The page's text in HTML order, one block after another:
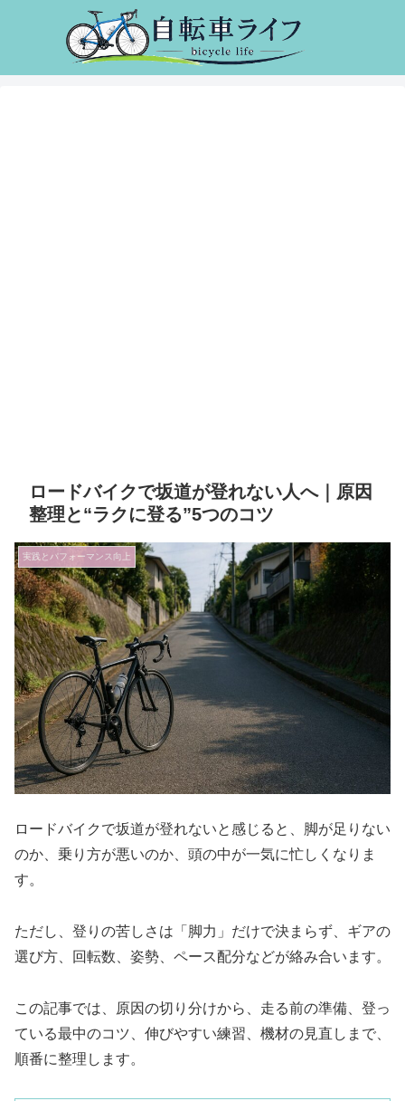
ロードバイクで坂道が登れない人へ｜原因
整理と“ラクに登る”5つのコツ
実践とパフォーマンス向上
ロードバイクで坂道が登れないと感じると、脚が足りない
のか、乗り方が悪いのか、頭の中が一気に忙しくなりま
す。
ただし、登りの苦しさは「脚力」だけで決まらず、ギアの
選び方、回転数、姿勢、ペース配分などが絡み合います。
この記事では、原因の切り分けから、走る前の準備、登っ
ている最中のコツ、伸びやすい練習、機材の見直しまで、
順番に整理します。